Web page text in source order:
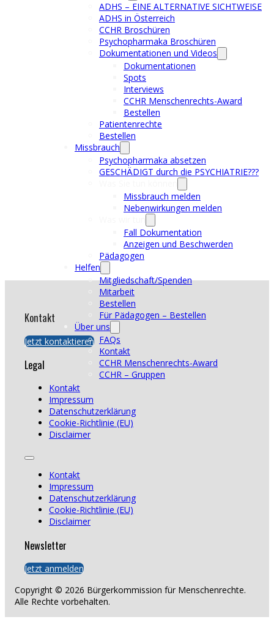
ADHS – EINE ALTERNATIVE SICHTWEISE
ADHS in Österreich
CCHR Broschüren
Psychopharmaka Broschüren
Dokumentationen und Videos
Dokumentationen
Spots
Interviews
CCHR Menschenrechts-Award
Bestellen
Patientenrechte
Bestellen
Missbrauch
Psychopharmaka absetzen
GESCHÄDIGT durch die PSYCHIATRIE???
Missbrauch melden
Nebenwirkungen melden
Fall Dokumentation
Anzeigen und Beschwerden
Pädagogen
Helfen
Mitgliedschaft/Spenden
Mitarbeit
Bestellen
Für Pädagogen – Bestellen
Über uns
FAQs
Kontakt
CCHR Menschenrechts-Award
CCHR – Gruppen
Kontakt
Jetzt kontaktieren
Legal
Kontakt
Impressum
Datenschutzerklärung
Cookie-Richtlinie (EU)
Disclaimer
Kontakt
Impressum
Datenschutzerklärung
Cookie-Richtlinie (EU)
Disclaimer
Newsletter
Jetzt anmelden
Copyright © 2026 Bürgerkommission für Menschenrechte.
Alle Rechte vorbehalten.